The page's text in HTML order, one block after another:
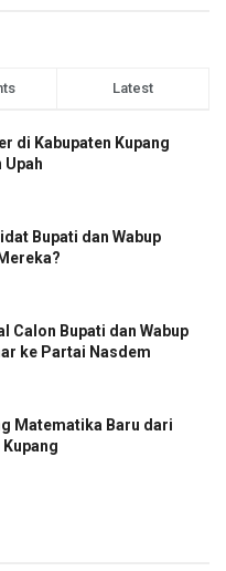
Latest
di Kabupaten Kupang
Upah
Bupati dan Wabup
Calon Bupati dan Wabup
ke Partai Nasdem
Matematika Baru dari